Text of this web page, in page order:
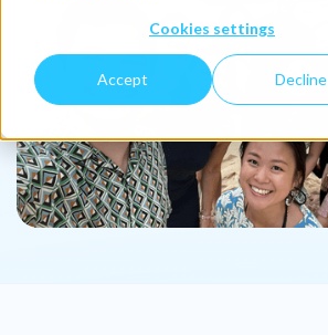
Cookies settings
Accept Decline